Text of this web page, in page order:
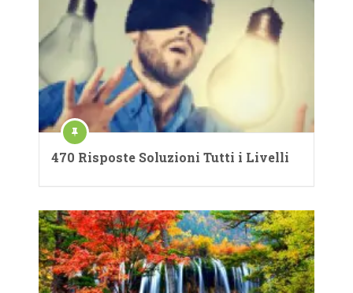
470 Risposte Soluzioni Tutti i Livelli